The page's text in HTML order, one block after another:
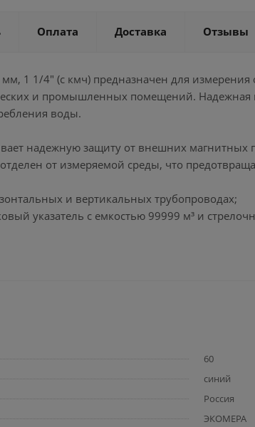
Оплата Доставка Отзывы
1 1/4" (с кмч) предназначен для
и промышленных помещений. Надежная
воды.
надежную защиту от внешних
от измеряемой среды, что
и вертикальных трубопроводах;
указатель с емкостью 99999 м³ и
60
синий
Россия
ЭКОМЕРА